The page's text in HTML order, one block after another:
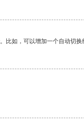
如，可以增加一个自动切